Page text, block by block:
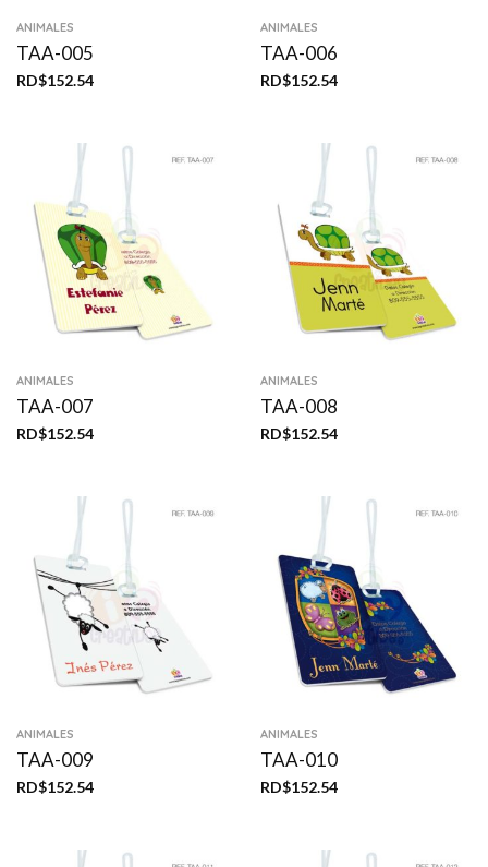
ANIMALES
TAA-005
RD$152.54
ANIMALES
TAA-006
RD$152.54
ANIMALES
TAA-007
RD$152.54
ANIMALES
TAA-008
RD$152.54
ANIMALES
TAA-009
RD$152.54
ANIMALES
TAA-010
RD$152.54